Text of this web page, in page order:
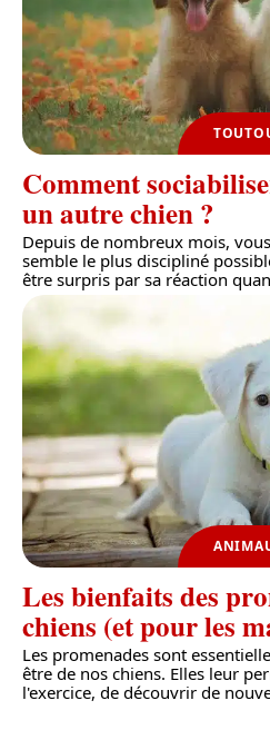
Comment
un autre chien ?
Depuis de nombreux mois,
semble le plus discipliné
être surpris par sa réaction
Les bienfaits des
chiens (et pour les
Les promenades sont
être de nos chiens. Elles leur
l'exercice, de découvrir de